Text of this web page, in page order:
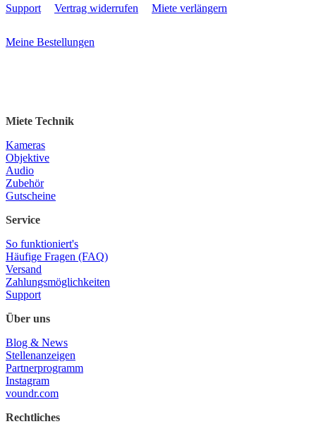
Support Vertrag widerrufen Miete verlängern
Meine Bestellungen
Miete Technik
Kameras
Objektive
Audio
Zubehör
Gutscheine
Service
So funktioniert's
Häufige Fragen (FAQ)
Versand
Zahlungsmöglichkeiten
Support
Über uns
Blog & News
Stellenanzeigen
Partnerprogramm
Instagram
voundr.com
Rechtliches